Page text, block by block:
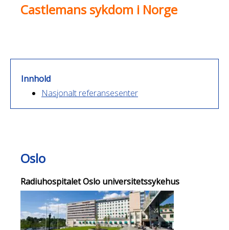
Castlemans sykdom i Norge
Innhold
Nasjonalt referansesenter
Oslo
Radiuhospitalet Oslo universitetssykehus